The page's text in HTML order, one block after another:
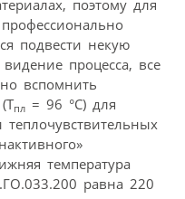
поэтому для
подвести некую
процесса, все
вспомнить
пл = 96 °С) для
температура
равна 220